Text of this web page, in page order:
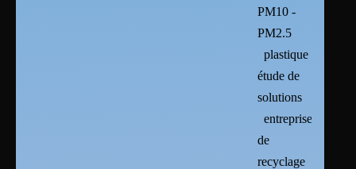
PM10 -
PM2.5
plastique :
étude de
solutions
entreprises
de
recyclage